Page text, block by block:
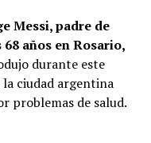
Messi, padre de
años en Rosario,
durante este
ciudad argentina
problemas de salud.